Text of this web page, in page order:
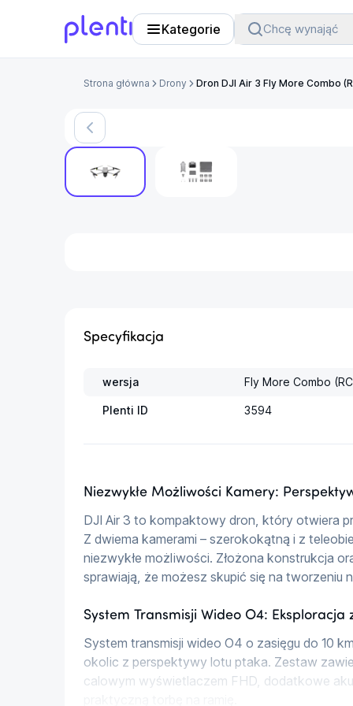
Kategorie Chcę wynająć
Strona główna Drony Dron DJI Air 3 Fly More Combo
Specyfikacja
wersja Fly More Combo
Plenti ID 3594
Niezwykłe Możliwości Kamery:
DJI Air 3 to kompaktowy dron, który otwiera
Z dwiema kamerami – szerokokątną i z
niezwykłe możliwości. Złożona konstrukcja
sprawiają, że możesz skupić się na tworzeniu
System Transmisji Wideo O4:
System transmisji wideo O4 o zasięgu do 10
okolic z perspektywy lotu ptaka. Zestaw
calowym wyświetlaczem FHD, dodatkowe